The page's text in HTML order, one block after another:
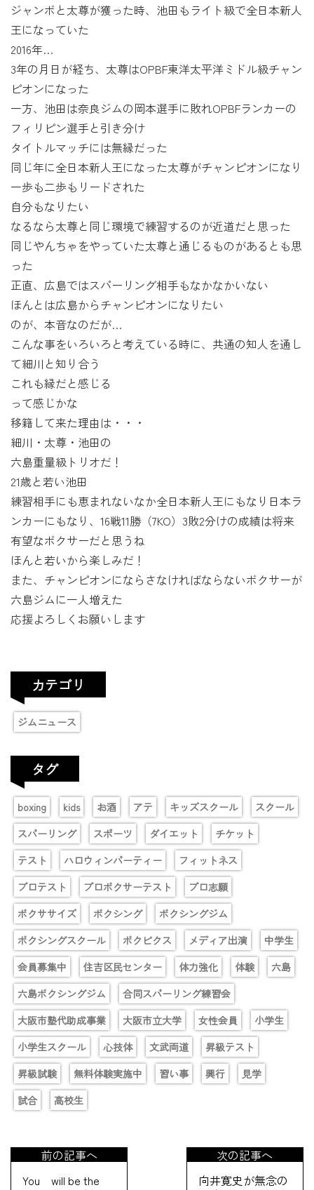
ジャンボと太尊が獲った時、池田もライト級で全日本新人
王になっていた
2016年…
3年の月日が経ち、太尊はOPBF東洋太平洋ミドル級チャン
ピオンになった
一方、池田は奈良ジムの岡本選手に敗れOPBFランカーの
フィリピン選手と引き分け
タイトルマッチには無縁だった
同じ年に全日本新人王になった太尊がチャンピオンになり
一歩も二歩もリードされた
自分もなりたい
なるなら太尊と同じ環境で練習するのが近道だと思った
同じやんちゃをやっていた太尊と通じるものがあるとも思
った
正直、広島ではスパーリング相手もなかなかいない
ほんとは広島からチャンピオンになりたい
のが、本音なのだが…
こんな事をいろいろと考えている時に、共通の知人を通し
て細川と知り合う
これも縁だと感じる
って感じかな
移籍して来た理由は・・・
細川・太尊・池田の
六島重量級トリオだ！
21歳と若い池田
練習相手にも恵まれないなか全日本新人王にもなり日本ラ
ンカーにもなり、16戦11勝（7KO）3敗2分けの成績は将来
有望なボクサーだと思うね
ほんと若いから楽しみだ！
また、チャンピオンにならさなければならないボクサーが
六島ジムに一人増えた
応援よろしくお願いします
カテゴリ
ジムニュース
タグ
boxing kids お酒 アテ キッズスクール
スクール
スパーリング
スポーツ ダイエット
チケット
テスト
ハロウィンパーティー
フィットネス
プロテスト
プロボクサーテスト
プロ志願
ボクササイズ
ボクシング
ボクシングジム
ボクシングスクール
ボクビクス メディア出演
中学生
会員募集中
住吉区民センター 体力強化 体験
六島
六島ボクシングジム
合同スパーリング練習会
大阪市塾代助成事業
大阪市立大学 女性会員
小学生
小学生スクール
心技体 文武両道
昇級テスト
昇級試験
無料体験実施中 習い事 興行
見学
試合
高校生
前の記事へ
You will be the
次の記事へ
向井寛史が無念の